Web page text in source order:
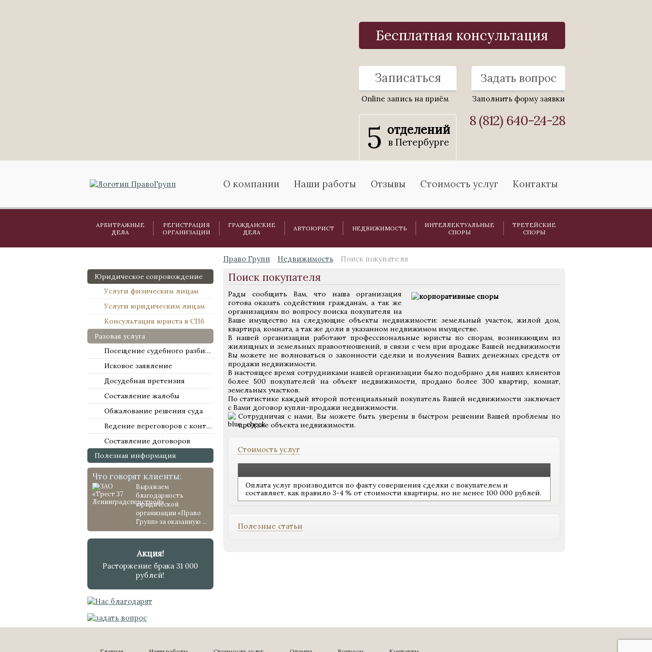
Бесплатная консультация
Записаться
Online запись на приём
Задать вопрос
Заполнить форму заявки
5 отделений
в Петербурге
8 (812) 640-24-28
О компании Наши работы Отзывы Стоимость услуг Контакты
АРБИТРАЖНЫЕ
ДЕЛА
РЕГИСТРАЦИЯ
ОРГАНИЗАЦИИ
ГРАЖДАНСКИЕ
ДЕЛА
АВТОЮРИСТ НЕДВИЖИМОСТЬ
ИНТЕЛЛЕКТУАЛЬНЫЕ
СПОРЫ
ТРЕТЕЙСКИЕ
СПОРЫ
Юридическое сопровождение
Услуги физическим лицам
Услуги юридическим лицам
Консультация юриста в СПб
Разовая услуга
Посещение судебного разбирательства
Исковое заявление
Досудебная претензия
Составление жалобы
Обжалование решения суда
Ведение переговоров с контрагентами
Составление договоров
Полезная информация
Что говорят клиенты:
Выражаем
благодарность
юридической
организации «Право
Групп» за оказанную ...
Акция!
Расторжение брака 31 000
рублей!
Право Групп Недвижимость Поиск покупателя
Поиск покупателя
Рады сообщить Вам, что наша организация
готова оказать содействия гражданам, а так же
организациям по вопросу поиска покупателя на
Ваше имущество на следующие объекты недвижимости: земельный участок, жилой дом,
квартира, комната, а так же доли в указанном недвижимом имуществе.
В нашей организации работают профессиональные юристы по спорам, возникающим из
жилищных и земельных правоотношений, в связи с чем при продаже Вашей недвижимости
Вы можете не волноваться о законности сделки и получения Ваших денежных средств от
продажи недвижимости.
В настоящее время сотрудниками нашей организации было подобрано для наших клиентов
более 500 покупателей на объект недвижимости, продано более 300 квартир, комнат,
земельных участков.
По статистике каждый второй потенциальный покупатель Вашей недвижимости заключает
с Вами договор купли-продажи недвижимости.
Сотрудничая с нами, Вы можете быть уверены в быстром решении Вашей проблемы по
продаже объекта недвижимости.
Стоимость услуг
Оплата услуг производится по факту совершения сделки с покупателем и
составляет, как правило 3-4 % от стоимости квартиры, но не менее 100 000 рублей.
Полезные статьи